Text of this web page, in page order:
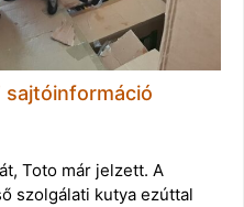
Toto már jelzett. A
szolgálati kutya ezúttal